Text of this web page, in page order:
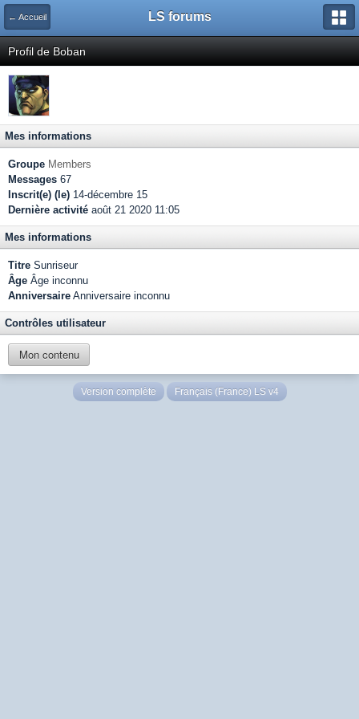
← Accueil LS forums
Profil de Boban
Mes informations
Groupe Members
Messages 67
Inscrit(e) (le) 14-décembre 15
Dernière activité août 21 2020 11:05
Mes informations
Titre Sunriseur
Âge Âge inconnu
Anniversaire Anniversaire inconnu
Contrôles utilisateur
Mon contenu
Version complète Français (France) LS v4